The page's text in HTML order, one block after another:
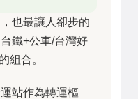
也最讓人卻步的
鐵+公車/台灣好
組合。
站作為轉運樞